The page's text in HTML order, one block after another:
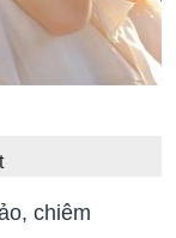
chiêm